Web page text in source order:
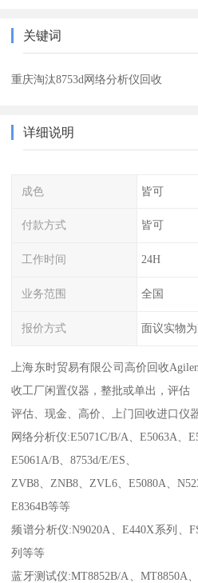
关键词
重庆淘汰8753d网络分析仪回收
详细说明
成色 皆可
付款方式 皆可
工作时间 24H
业务范围 全国
报价方式 面议实物
上海东时贸易有限公司高价回收
收工厂闲置仪器，整批或单出，评估
评估、现金、高价、上门回收进口仪
网络分析仪:E5071C/B/A、E5063A、
E5061A/B、8753d/E/ES、
ZVB8、ZNB8、ZVL6、E5080A、
E8364B等等
频谱分析仪:N9020A、E440X系列、
列等等
蓝牙测试仪:MT8852B/A、MT8850A